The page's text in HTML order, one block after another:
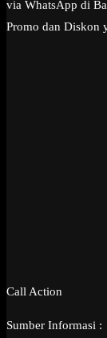
via WhatsApp di
Promo dan Diskon
Call Action
Sumber Informasi :